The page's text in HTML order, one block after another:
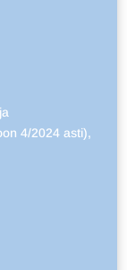
4/2024 asti),